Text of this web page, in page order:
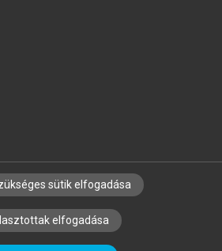
KÖNYVTÁROSOKNAK
ÉS LEKTORÁLÁSI ALAPELVEK
sütik elfogadása
elfogadása